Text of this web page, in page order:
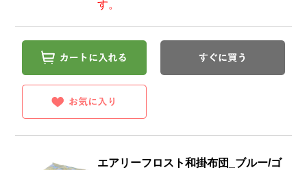
す。
エアリーフロスト和掛布団_ブルー/ゴ